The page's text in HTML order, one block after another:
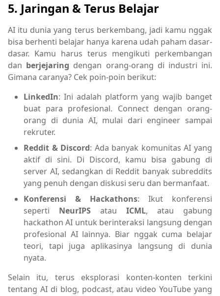
5. Jaringan & Terus Belajar
AI itu dunia yang terus berkembang, jadi kamu nggak
bisa berhenti belajar hanya karena udah paham dasar-
dasar. Kamu harus terus mengikuti perkembangan
dan berjejaring dengan orang-orang di industri ini.
Gimana caranya? Cek poin-poin berikut:
LinkedIn: Ini adalah platform yang wajib banget
buat para profesional. Connect dengan orang-
orang di dunia AI, mulai dari engineer sampai
rekruter.
Reddit & Discord: Ada banyak komunitas AI yang
aktif di sini. Di Discord, kamu bisa gabung di
server AI, sedangkan di Reddit banyak subreddits
yang penuh dengan diskusi seru dan bermanfaat.
Konferensi & Hackathons: Ikut konferensi
seperti NeurIPS atau ICML, atau gabung
hackathon AI untuk berinteraksi langsung dengan
profesional AI lainnya. Biar nggak cuma belajar
teori, tapi juga aplikasinya langsung di dunia
nyata.
Selain itu, terus eksplorasi konten-konten terkini
tentang AI di blog, podcast, atau video YouTube yang